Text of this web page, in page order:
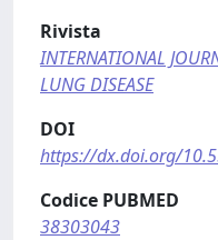
Rivista
INTERNATIONAL
LUNG DISEASE
DOI
https://dx.doi.org/
Codice PUBMED
38303043